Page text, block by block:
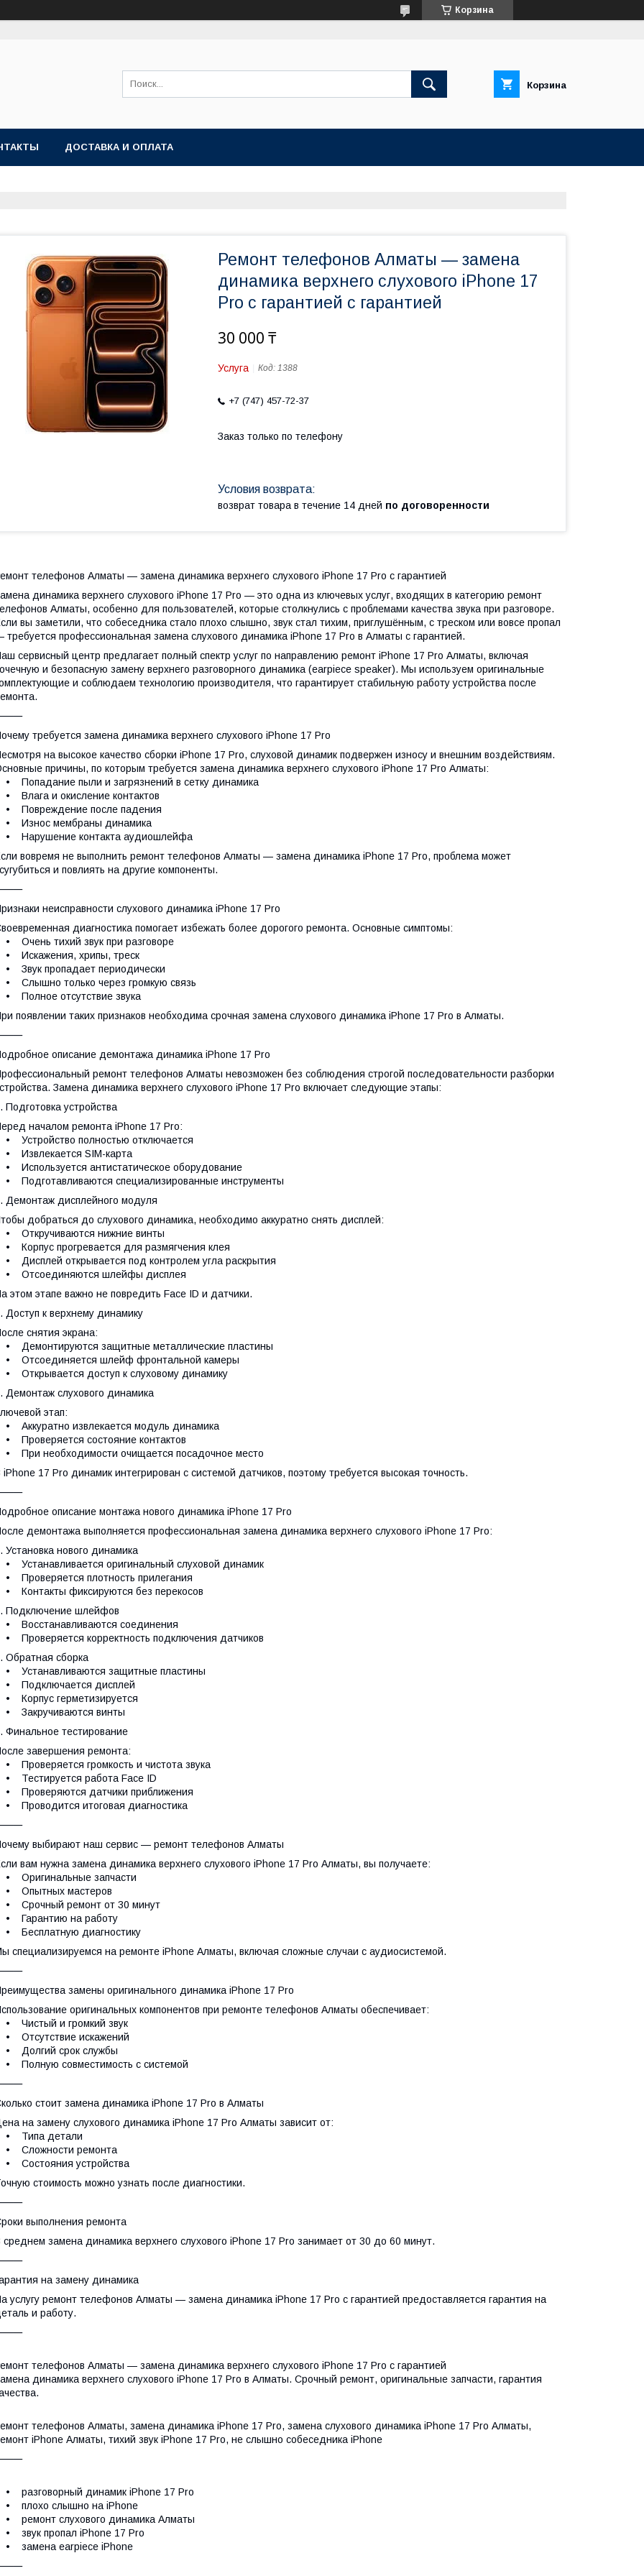
Корзина
Корзина
ДОСТАВКА И ОПЛАТА
Ремонт телефонов Алматы — замена
динамика верхнего слухового iPhone 17
Pro с гарантией с гарантией
30 000 ₸
Услуга Код: 1388
+7 (747) 457-72-37
Заказ только по телефону
возврат товара в течение 14 дней по договоренности
телефонов Алматы — замена динамика верхнего слухового iPhone 17 Pro с гарантией
динамика верхнего слухового iPhone 17 Pro — это одна из ключевых услуг, входящих в категорию ремонт
Алматы, особенно для пользователей, которые столкнулись с проблемами качества звука при разговоре.
вы заметили, что собеседника стало плохо слышно, звук стал тихим, приглушённым, с треском или вовсе пропал
требуется профессиональная замена слухового динамика iPhone 17 Pro в Алматы с гарантией.
сервисный центр предлагает полный спектр услуг по направлению ремонт iPhone 17 Pro Алматы, включая
и безопасную замену верхнего разговорного динамика (earpiece speaker). Мы используем оригинальные
и соблюдаем технологию производителя, что гарантирует стабильную работу устройства после
требуется замена динамика верхнего слухового iPhone 17 Pro
на высокое качество сборки iPhone 17 Pro, слуховой динамик подвержен износу и внешним воздействиям.
причины, по которым требуется замена динамика верхнего слухового iPhone 17 Pro Алматы:
• Попадание пыли и загрязнений в сетку динамика
• Влага и окисление контактов
• Повреждение после падения
• Износ мембраны динамика
• Нарушение контакта аудиошлейфа
вовремя не выполнить ремонт телефонов Алматы — замена динамика iPhone 17 Pro, проблема может
и повлиять на другие компоненты.
неисправности слухового динамика iPhone 17 Pro
диагностика помогает избежать более дорогого ремонта. Основные симптомы:
• Очень тихий звук при разговоре
• Искажения, хрипы, треск
• Звук пропадает периодически
• Слышно только через громкую связь
• Полное отсутствие звука
появлении таких признаков необходима срочная замена слухового динамика iPhone 17 Pro в Алматы.
описание демонтажа динамика iPhone 17 Pro
ремонт телефонов Алматы невозможен без соблюдения строгой последовательности разборки
Замена динамика верхнего слухового iPhone 17 Pro включает следующие этапы:
Подготовка устройства
началом ремонта iPhone 17 Pro:
• Устройство полностью отключается
• Извлекается SIM-карта
• Используется антистатическое оборудование
• Подготавливаются специализированные инструменты
Демонтаж дисплейного модуля
добраться до слухового динамика, необходимо аккуратно снять дисплей:
• Откручиваются нижние винты
• Корпус прогревается для размягчения клея
• Дисплей открывается под контролем угла раскрытия
• Отсоединяются шлейфы дисплея
этом этапе важно не повредить Face ID и датчики.
Доступ к верхнему динамику
снятия экрана:
• Демонтируются защитные металлические пластины
• Отсоединяется шлейф фронтальной камеры
• Открывается доступ к слуховому динамику
Демонтаж слухового динамика
этап:
• Аккуратно извлекается модуль динамика
• Проверяется состояние контактов
• При необходимости очищается посадочное место
iPhone 17 Pro динамик интегрирован с системой датчиков, поэтому требуется высокая точность.
описание монтажа нового динамика iPhone 17 Pro
демонтажа выполняется профессиональная замена динамика верхнего слухового iPhone 17 Pro:
Установка нового динамика
• Устанавливается оригинальный слуховой динамик
• Проверяется плотность прилегания
• Контакты фиксируются без перекосов
Подключение шлейфов
• Восстанавливаются соединения
• Проверяется корректность подключения датчиков
Обратная сборка
• Устанавливаются защитные пластины
• Подключается дисплей
• Корпус герметизируется
• Закручиваются винты
Финальное тестирование
завершения ремонта:
• Проверяется громкость и чистота звука
• Тестируется работа Face ID
• Проверяются датчики приближения
• Проводится итоговая диагностика
выбирают наш сервис — ремонт телефонов Алматы
вам нужна замена динамика верхнего слухового iPhone 17 Pro Алматы, вы получаете:
• Оригинальные запчасти
• Опытных мастеров
• Срочный ремонт от 30 минут
• Гарантию на работу
• Бесплатную диагностику
специализируемся на ремонте iPhone Алматы, включая сложные случаи с аудиосистемой.
замены оригинального динамика iPhone 17 Pro
оригинальных компонентов при ремонте телефонов Алматы обеспечивает:
• Чистый и громкий звук
• Отсутствие искажений
• Долгий срок службы
• Полную совместимость с системой
стоит замена динамика iPhone 17 Pro в Алматы
на замену слухового динамика iPhone 17 Pro Алматы зависит от:
• Типа детали
• Сложности ремонта
• Состояния устройства
стоимость можно узнать после диагностики.
выполнения ремонта
среднем замена динамика верхнего слухового iPhone 17 Pro занимает от 30 до 60 минут.
на замену динамика
услугу ремонт телефонов Алматы — замена динамика iPhone 17 Pro с гарантией предоставляется гарантия на
и работу.
телефонов Алматы — замена динамика верхнего слухового iPhone 17 Pro с гарантией
динамика верхнего слухового iPhone 17 Pro в Алматы. Срочный ремонт, оригинальные запчасти, гарантия
телефонов Алматы, замена динамика iPhone 17 Pro, замена слухового динамика iPhone 17 Pro Алматы,
iPhone Алматы, тихий звук iPhone 17 Pro, не слышно собеседника iPhone
• разговорный динамик iPhone 17 Pro
• плохо слышно на iPhone
• ремонт слухового динамика Алматы
• звук пропал iPhone 17 Pro
• замена earpiece iPhone